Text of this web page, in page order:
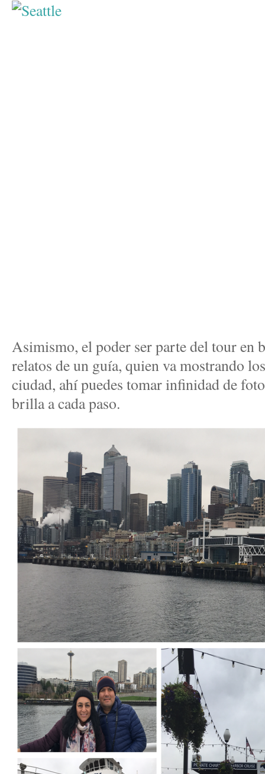
Asimismo, el poder ser parte del tour en
relatos de un guía, quien va mostrando
ciudad, ahí puedes tomar infinidad de
brilla a cada paso.